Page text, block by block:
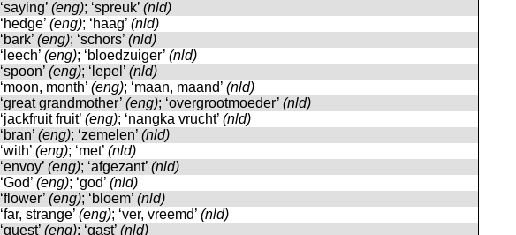
‘saying’ (eng); ‘spreuk’ (nld)
‘hedge’ (eng); ‘haag’ (nld)
‘bark’ (eng); ‘schors’ (nld)
‘leech’ (eng); ‘bloedzuiger’ (nld)
‘spoon’ (eng); ‘lepel’ (nld)
‘moon, month’ (eng); ‘maan, maand’ (nld)
‘great grandmother’ (eng); ‘overgrootmoeder’ (nld)
‘jackfruit fruit’ (eng); ‘nangka vrucht’ (nld)
‘bran’ (eng); ‘zemelen’ (nld)
‘with’ (eng); ‘met’ (nld)
‘envoy’ (eng); ‘afgezant’ (nld)
‘God’ (eng); ‘god’ (nld)
‘flower’ (eng); ‘bloem’ (nld)
‘far, strange’ (eng); ‘ver, vreemd’ (nld)
‘guest’ (eng); ‘gast’ (nld)